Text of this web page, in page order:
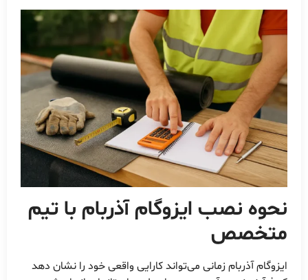
نحوه نصب ایزوگام آذربام با تیم
متخصص
ایزوگام آذربام زمانی می‌تواند کارایی واقعی خود را نشان دهد